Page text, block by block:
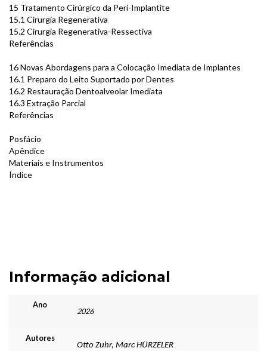
15 Tratamento Cirúrgico da Peri-Implantite
15.1 Cirurgia Regenerativa
15.2 Cirurgia Regenerativa-Ressectiva
Referências
16 Novas Abordagens para a Colocação Imediata de Implantes
16.1 Preparo do Leito Suportado por Dentes
16.2 Restauração Dentoalveolar Imediata
16.3 Extração Parcial
Referências
Posfácio
Apêndice
Materiais e Instrumentos
Índice
Informação adicional
Ano
2026
Autores
Otto Zuhr, Marc HÜRZELER